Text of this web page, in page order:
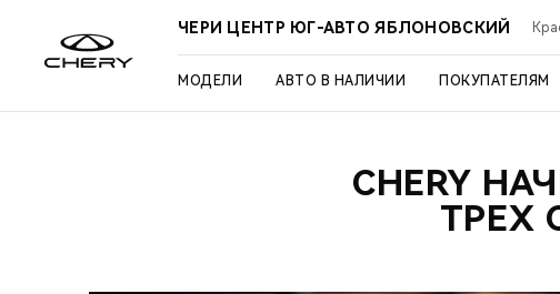
ЧЕРИ ЦЕНТР ЮГ-АВТО ЯБЛОНОВСКИЙ
МОДЕЛИ АВТО В НАЛИЧИИ ПОКУПАТЕЛЯМ
CHERY
ТРЕХ